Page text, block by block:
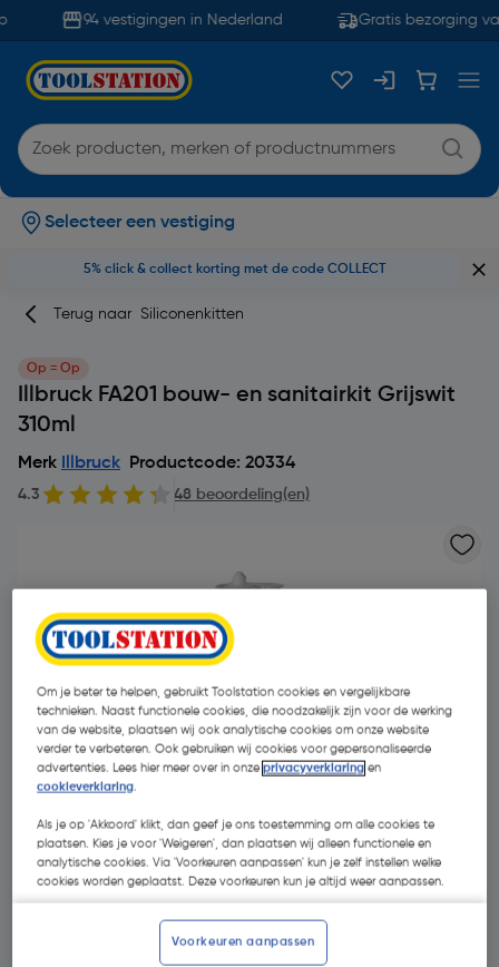
94 vestigingen in Nederland Gratis bezorging
Selecteer een vestiging
5% click & collect korting met de code COLLECT
Terug naar Siliconenkitten
Op = Op
Illbruck FA201 bouw- en sanitairkit Grijswit
310ml
Merk Illbruck Productcode: 20334
4.3 48 beoordeling(en)
- 37 %
€ 4,72
| Excl. btw € 2,45 € 9,58/L
Om je beter te helpen, gebruikt Toolstation cookies en vergelijkbare
technieken. Naast functionele cookies, die noodzakelijk zijn voor de werking
van de website, plaatsen wij ook analytische cookies om onze website
verder te verbeteren. Ook gebruiken wij cookies voor gepersonaliseerde
advertenties. Lees hier meer over in onzeprivacyverklaring en
cookieverklaring.
Als je op 'Akkoord' klikt, dan geef je ons toestemming om alle cookies te
plaatsen. Kies je voor 'Weigeren', dan plaatsen wij alleen functionele en
analytische cookies. Via 'Voorkeuren aanpassen' kun je zelf instellen welke
cookies worden geplaatst. Deze voorkeuren kun je altijd weer aanpassen.
Voorkeuren aanpassen